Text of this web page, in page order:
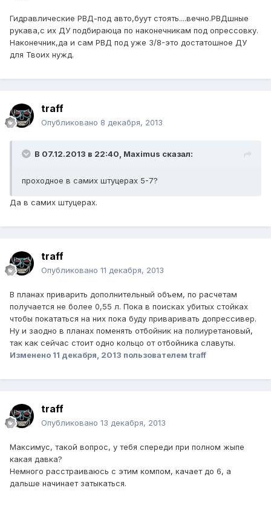
Гидравлические РВД-под авто,буут стоять....вечно.РВДшные
рукава,с их ДУ подбираюца по наконечникам под опрессовку.
Наконечник,да и сам РВД под уже 3/8-это достатошное ДУ
для Твоих нужд.
traff
Опубликовано 8 декабря, 2013
В 07.12.2013 в 22:40, Maximus сказал:
проходное в самих штуцерах 5-7?
Да в самих штуцерах.
traff
Опубликовано 11 декабря, 2013
В планах приварить дополнительный объем, по расчетам
получается не более 0,55 л. Пока в поисках убитых стойках
чтобы покататься на них пока буду приваривать допрессивер.
Ну и заодно в планах поменять отбойник на полиуретановый,
так как сейчас стоит одно кольцо от отбойника славуты.
Изменено 11 декабря, 2013 пользователем traff
traff
Опубликовано 13 декабря, 2013
Максимус, такой вопрос, у тебя спереди при полном жыпе
какая давка?
Немного расстраиваюсь с этим компом, качает до 6, а
дальше начинает затыкаться.